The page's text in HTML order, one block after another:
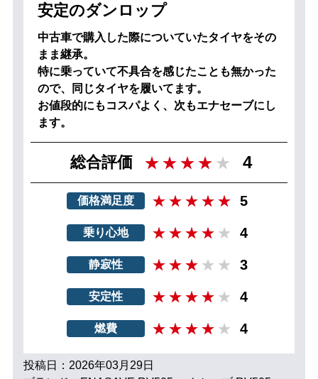
安定のダンロップ
中古車で購入した際についていたタイヤをその
まま継承。
特に乗っていて不具合を感じたことも無かった
ので、同じタイヤを履いてます。
お値段的にもコスパよく、次もエナセーブにし
ます。
総合評価 4
価格満足度 5
乗り心地 4
静寂性 3
安定性 4
燃費 4
投稿日：2026年03月29日